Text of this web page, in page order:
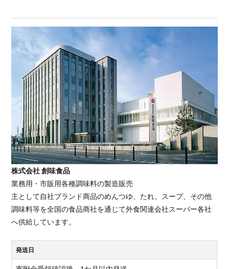
株式会社 創味食品
業務用・市販用各種調味料の製造販売
主として自社ブランド商品のめんつゆ、たれ、スープ、その他
調味料等を全国の食品商社を通じて外食関連会社スーパー各社
へ供給しています。
発送日